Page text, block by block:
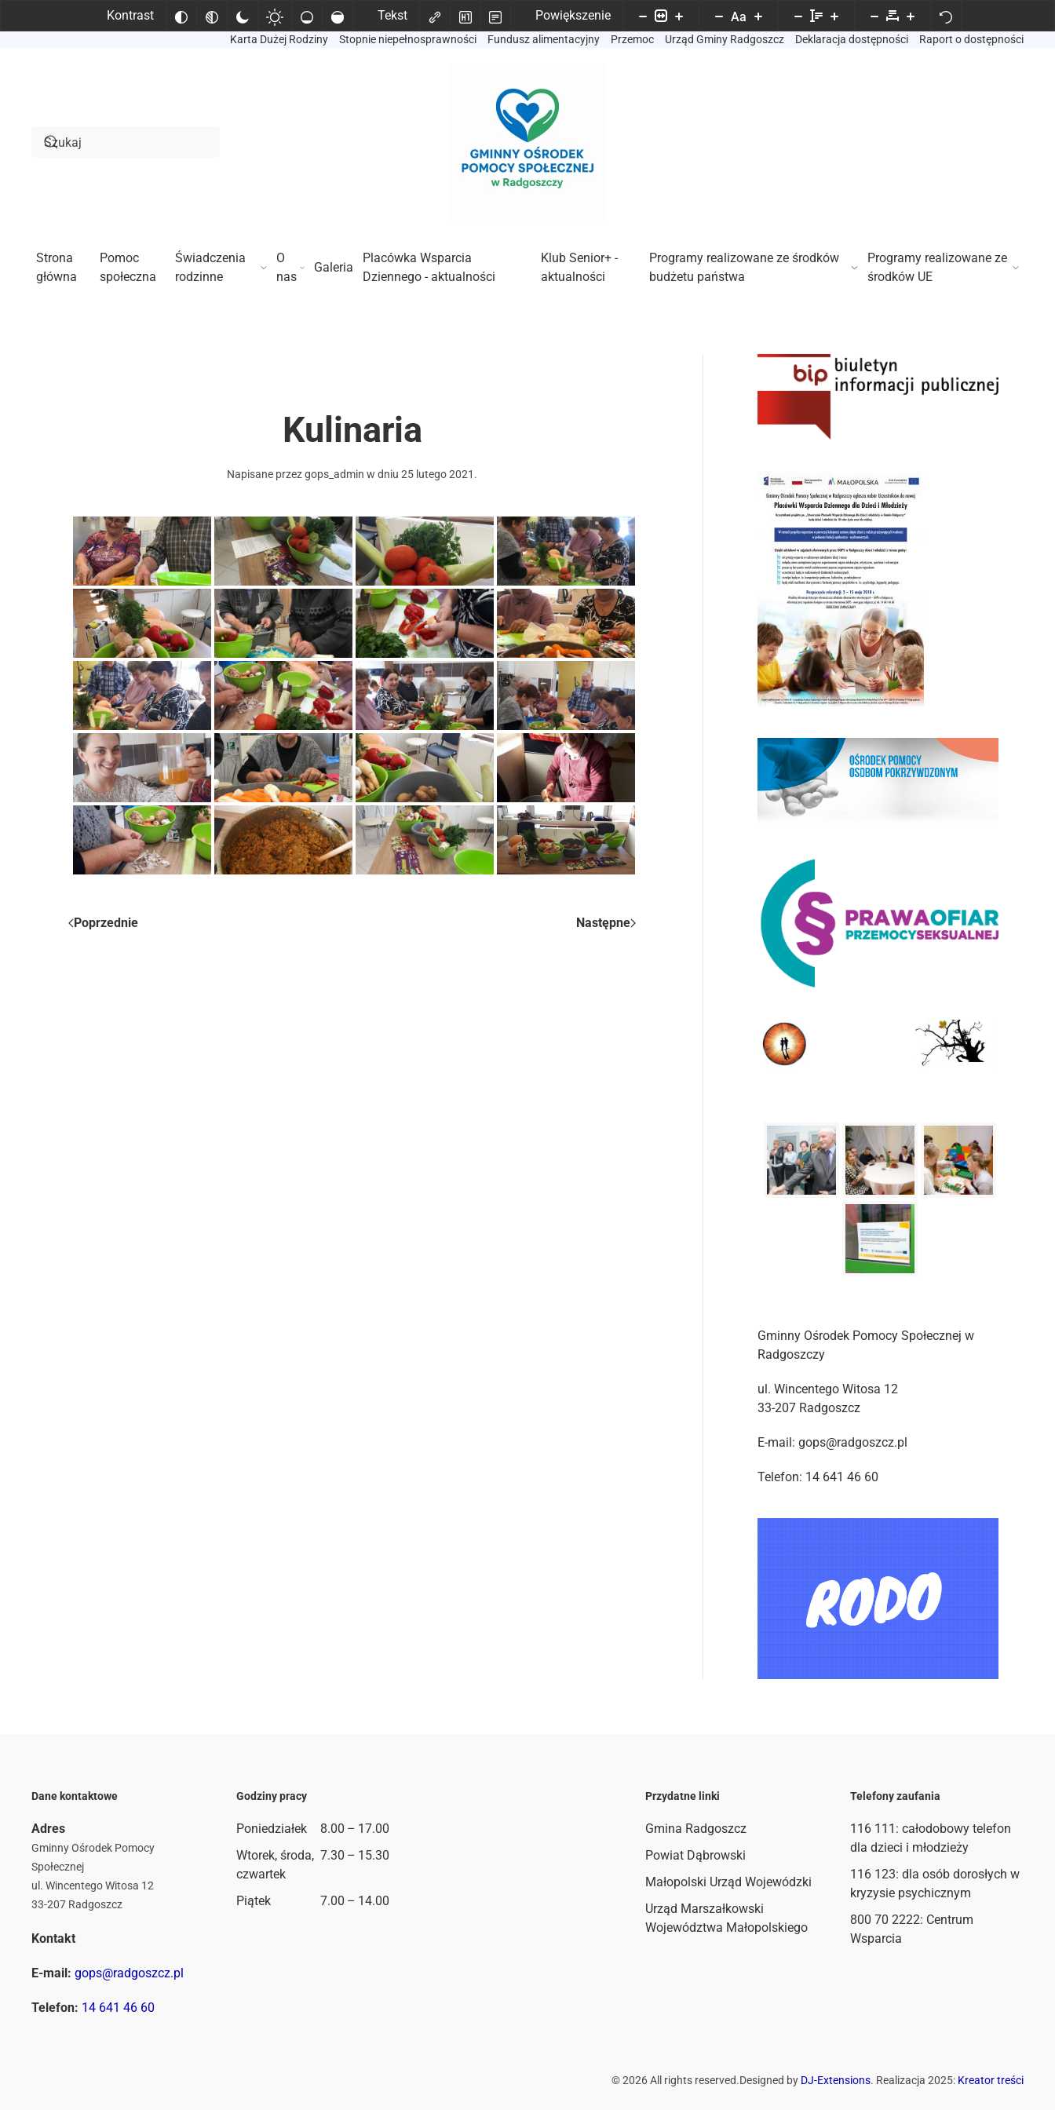
Kontrast Tekst Powiększenie
Aa
Karta Dużej Rodziny Stopnie niepełnosprawności Fundusz alimentacyjny Przemoc Urząd Gminy Radgoszcz Deklaracja dostępności Raport o dostępności
Strona
główna
Pomoc
społeczna
Świadczenia
rodzinne
O
nas
Galeria
Placówka Wsparcia
Dziennego - aktualności
Klub Senior+ -
aktualności
Programy realizowane ze środków
budżetu państwa
Programy realizowane ze
środków UE
Kulinaria
Napisane przezgops_admin w dniu25 lutego 2021 .
Poprzednie Następne
Gminny Ośrodek Pomocy Społecznej w
Radgoszczy
ul. Wincentego Witosa 12
33-207 Radgoszcz
E-mail: gops@radgoszcz.pl
Telefon: 14 641 46 60
Dane kontaktowe
Adres
Gminny Ośrodek Pomocy
Społecznej
ul. Wincentego Witosa 12
33-207 Radgoszcz
Kontakt
E-mail: gops@radgoszcz.pl
Telefon: 14 641 46 60
Godziny pracy
Poniedziałek
8.00 – 17.00
Wtorek, środa,
czwartek
7.30 – 15.30
Piątek 7.00 – 14.00
Przydatne linki
Gmina Radgoszcz
Powiat Dąbrowski
Małopolski Urząd Wojewódzki
Urząd Marszałkowski
Województwa Małopolskiego
Telefony zaufania
116 111 : całodobowy telefon
dla dzieci i młodzieży
116 123: dla osób dorosłych w
kryzysie psychicznym
800 70 2222: Centrum
Wsparcia
©2026All rights reserved.Designed by DJ-Extensions. Realizacja 2025: Kreator treści